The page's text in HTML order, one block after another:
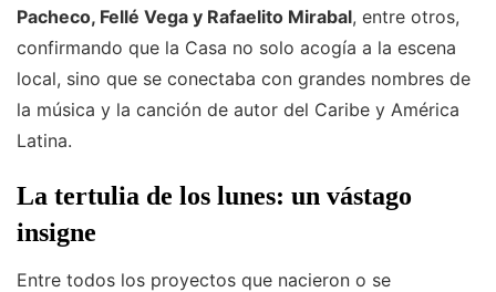
Pacheco, Fellé Vega y Rafaelito Mirabal, entre otros,
confirmando que la Casa no solo acogía a la escena
local, sino que se conectaba con grandes nombres de
la música y la canción de autor del Caribe y América
Latina.
La tertulia de los lunes: un vástago
insigne
Entre todos los proyectos que nacieron o se